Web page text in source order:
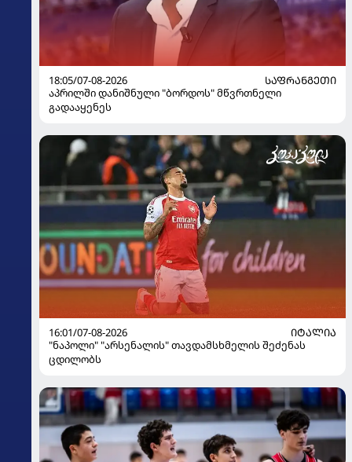
18:05/07-08-2026
ᲡᲐᲤᲠᲐᲜᲒᲔᲗᲘ
აპრილში დანიშნული "ბორდოს" მწვრთნელი
გადააყენეს
16:01/07-08-2026
ᲘᲢᲐᲚᲘᲐ
"ნაპოლი" "არსენალის" თავდამსხმელის შეძენას
ცდილობს